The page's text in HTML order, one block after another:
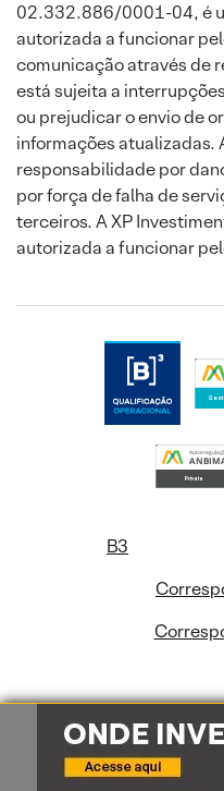
02.332.886/0001-04, é
autorizada a funcionar
comunicação através de
está sujeita a
ou prejudicar o envio de
informações atualizadas.
responsabilidade por
por força de falha de
terceiros. A XP
autorizada a funcionar
B3
De segunda a